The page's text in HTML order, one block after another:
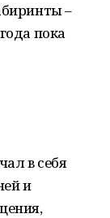
–
пока
в себя
и